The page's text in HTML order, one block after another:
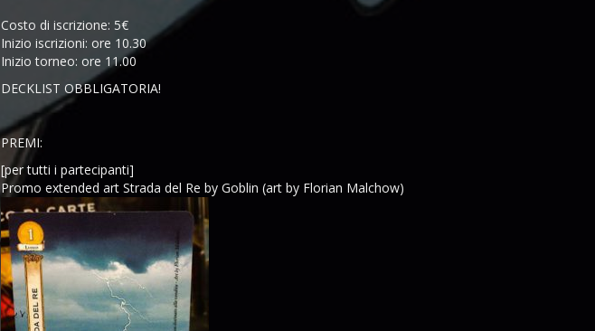
Costo di iscrizione: 5€
Inizio iscrizioni: ore 10.30
Inizio torneo: ore 11.00
DECKLIST OBBLIGATORIA!
PREMI:
[per tutti i partecipanti]
Promo extended art Strada del Re by Goblin (art by Florian Malchow)